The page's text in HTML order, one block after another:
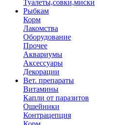
Туалеты,совки,миски
Рыбкам
Корм
Лакомства
Оборудование
Прочее
Аквариумы
Аксессуары
Декорации
Вет. препараты
Витамины
Капли от паразитов
Ошейники
Контрацепция